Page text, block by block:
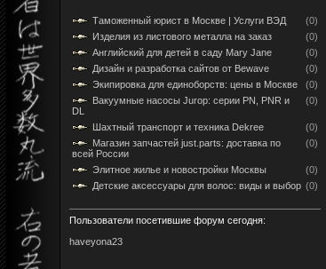
Таможенный юрист в Москве | Услуги ВЭД
(0)
Изделия из листового металла на заказ
(0)
Английский для детей в саду Mary Jane
(0)
Дизайн и разработка сайтов от Bewave
(0)
Экипировка для единоборств: цены в Москве
(0)
Вакуумные насосы Jurop: серии PN, PNR и
DL
(0)
Шахтный транспорт и техника Dekree
(0)
Магазин запчастей just.parts: доставка по
всей России
(0)
Элитное жилье и новостройки Москвы
(0)
Детские аксессуары для волос: виды и выбор (0)
Пользователи посетившие форум сегодня:
haveyona23